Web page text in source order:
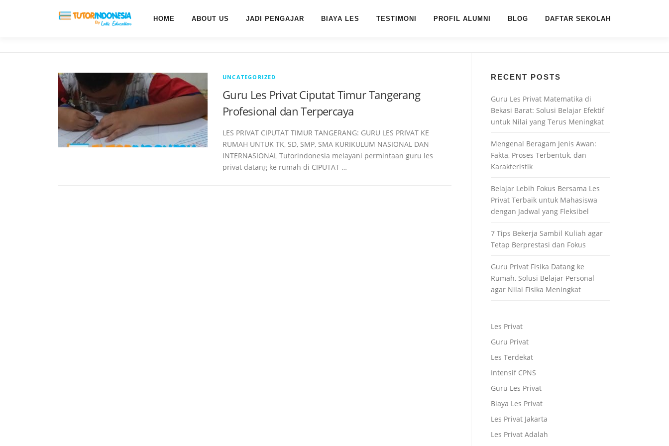
HOME ABOUT US JADI PENGAJAR BIAYA LES TESTIMONI PROFIL ALUMNI BLOG DAFTAR SEKOLAH
UNCATEGORIZED
Guru Les Privat Ciputat Timur Tangerang
Profesional dan Terpercaya
LES PRIVAT CIPUTAT TIMUR TANGERANG: GURU LES PRIVAT KE
RUMAH UNTUK TK, SD, SMP, SMA KURIKULUM NASIONAL DAN
INTERNASIONAL Tutorindonesia melayani permintaan guru les
privat datang ke rumah di CIPUTAT …
RECENT POSTS
Guru Les Privat Matematika di
Bekasi Barat: Solusi Belajar Efektif
untuk Nilai yang Terus Meningkat
Mengenal Beragam Jenis Awan:
Fakta, Proses Terbentuk, dan
Karakteristik
Belajar Lebih Fokus Bersama Les
Privat Terbaik untuk Mahasiswa
dengan Jadwal yang Fleksibel
7 Tips Bekerja Sambil Kuliah agar
Tetap Berprestasi dan Fokus
Guru Privat Fisika Datang ke
Rumah, Solusi Belajar Personal
agar Nilai Fisika Meningkat
Les Privat
Guru Privat
Les Terdekat
Intensif CPNS
Guru Les Privat
Biaya Les Privat
Les Privat Jakarta
Les Privat Adalah